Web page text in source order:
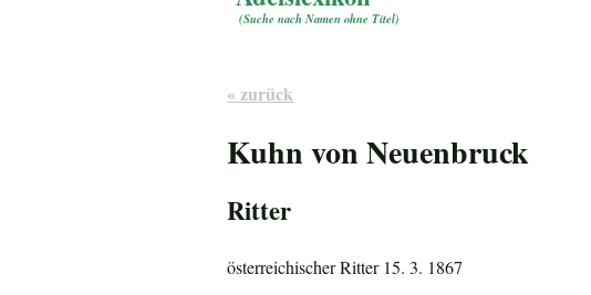
(Suche nach Namen ohne Titel)
« zurück
Kuhn von Neuenbruck
Ritter
österreichischer Ritter 15. 3. 1867